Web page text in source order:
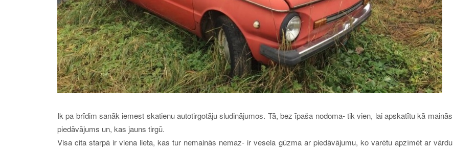
Ik pa brīdim sanāk iemest skatienu autotirgotāju sludinājumos. Tā, bez īpaša nodoma- tik vien, lai apskatītu kā mainās
piedāvājums un, kas jauns tirgū.
Visa cita starpā ir viena lieta, kas tur nemainās nemaz- ir vesela gūzma ar piedāvājumu, ko varētu apzīmēt ar vārdu